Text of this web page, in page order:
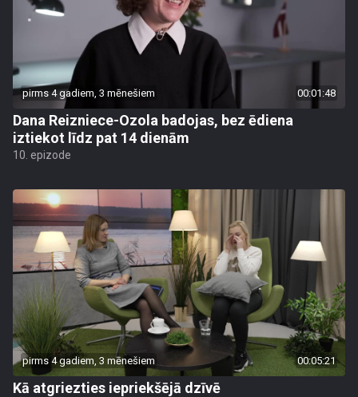
pirms 4 gadiem, 3 mēnešiem 00:01:48
Dana Reizniece-Ozola badojas, bez ēdiena
iztiekot līdz pat 14 dienām
10. epizode
pirms 4 gadiem, 3 mēnešiem 00:05:21
Kā atgriezties iepriekšējā dzīvē